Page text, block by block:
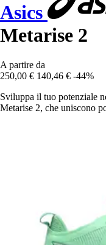
Asics
Metarise 2
A partire da
250,00 € 140,46 € -44%
Sviluppa il tuo potenziale
Metarise 2, che uniscono